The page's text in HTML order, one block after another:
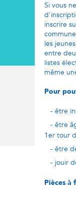
Si vous
inscrire
les
entre
listes
même
Pour
- être
- être
1er tour
- être
- jouir
Pièces à